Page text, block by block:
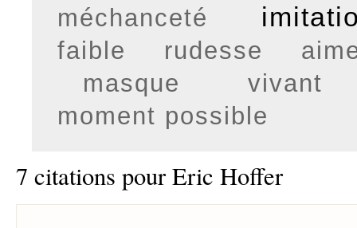
méchanceté
faible rudesse
masque
vivant
moment possible
7 citations pour Eric Hoffer